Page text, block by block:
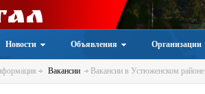
Новости Объявления Организации
Вакансии Вакансии в Устюженском районе